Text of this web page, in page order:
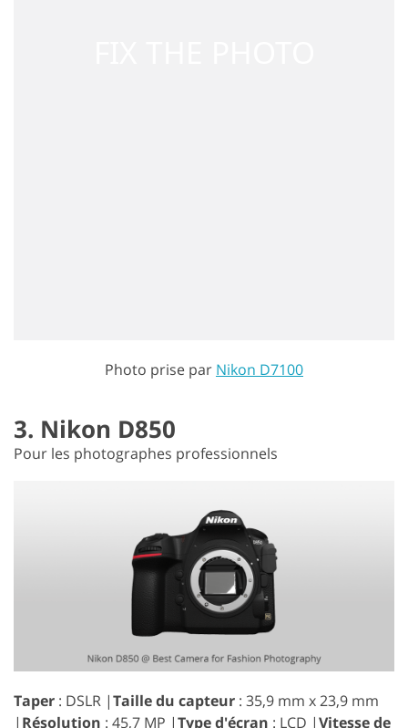
Photo prise par Nikon D7100
3. Nikon D850
Pour les photographes professionnels
Taper : DSLR |Taille du capteur : 35,9 mm x 23,9 mm
| Résolution : 45,7 MP |Type d'écran : LCD |Vitesse de